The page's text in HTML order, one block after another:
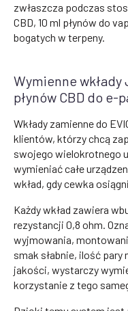
zwłaszcza podczas
CBD, 10 ml płynów do
bogatych w terpeny.
Wymienne wkłady
płynów CBD do e-
Wkłady zamienne do
klientów, którzy chcą
swojego wielokrotnego
wymieniać całe
wkład, gdy cewka
Każdy wkład zawiera
rezystancji 0,8 ohm.
wyjmowania,
smak słabnie, ilość pary
jakości, wystarczy
korzystanie z tego